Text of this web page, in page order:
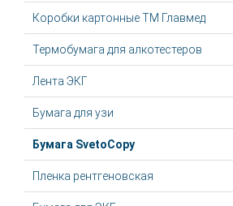
Коробки картонные ТМ Главмед
Термобумага для алкотестеров
Лента ЭКГ
Бумага для узи
Бумага SvetoCopy
Пленка рентгеновская